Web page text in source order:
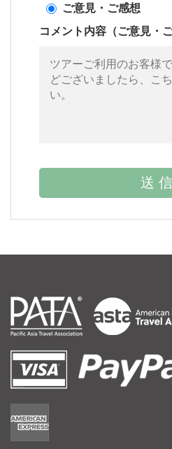
ご意見・ご感想
コメント内容（ご意見・ご